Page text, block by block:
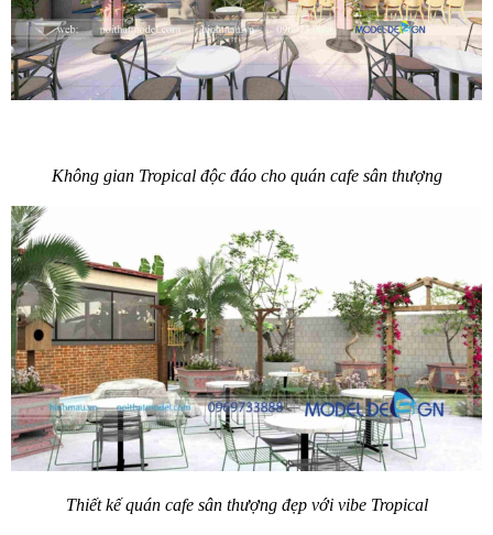
Không gian Tropical độc đáo cho quán cafe sân thượng
Thiết kế quán cafe sân thượng đẹp với vibe Tropical